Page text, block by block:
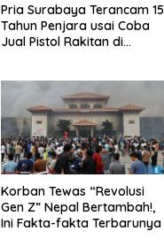
Pria Surabaya Terancam 15
Tahun Penjara usai Coba
Jual Pistol Rakitan di
Korban Tewas “Revolusi
Gen Z” Nepal Bertambah!,
Ini Fakta-fakta Terbarunya